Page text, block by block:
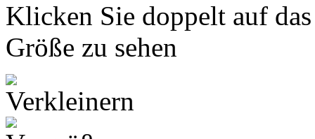
Klicken Sie doppelt auf
Größe zu sehen